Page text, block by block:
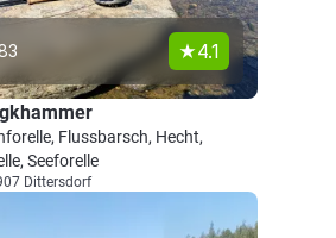
4.1
Flussbarsch, Hecht,
Seeforelle
Dittersdorf